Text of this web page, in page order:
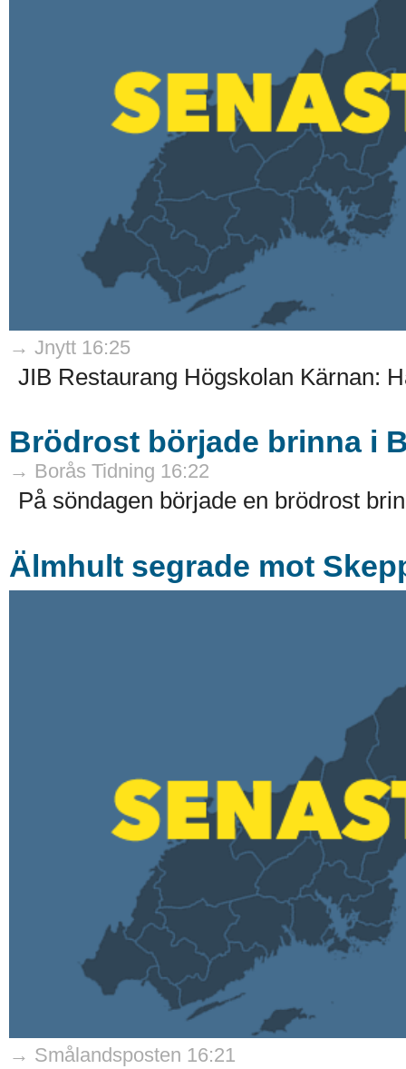
→ Jnytt 16:25
JIB Restaurang Högskolan Kärnan:
Brödrost började brinna i
→ Borås Tidning 16:22
På söndagen började en brödrost
Älmhult segrade mot
→ Smålandsposten 16:21